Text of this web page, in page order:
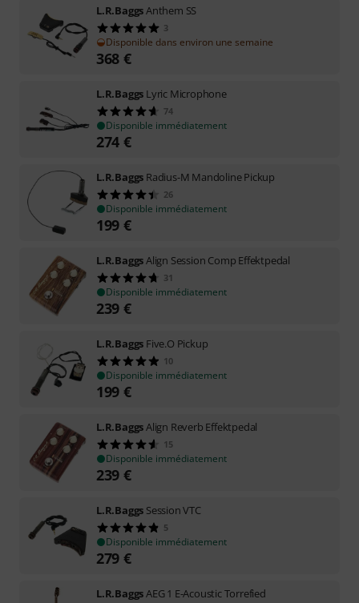
L.R.BaggsAnthem SS
3
Disponible dans environ une semaine
368 €
L.R.Baggs Lyric Microphone
74
Disponible immédiatement
274 €
L.R.Baggs Radius-M Mandoline Pickup
26
Disponible immédiatement
199 €
L.R.BaggsAlign Session Comp Effektpedal
31
Disponible immédiatement
239 €
L.R.Baggs Five.O Pickup
10
Disponible immédiatement
199 €
L.R.BaggsAlign Reverb Effektpedal
15
Disponible immédiatement
239 €
L.R.Baggs Session VTC
5
Disponible immédiatement
279 €
L.R.BaggsAEG 1 E-Acoustic Torrefied